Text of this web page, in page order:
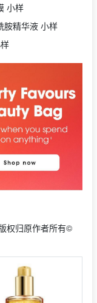
小样
胺精华液 小样
权归原作者所有©